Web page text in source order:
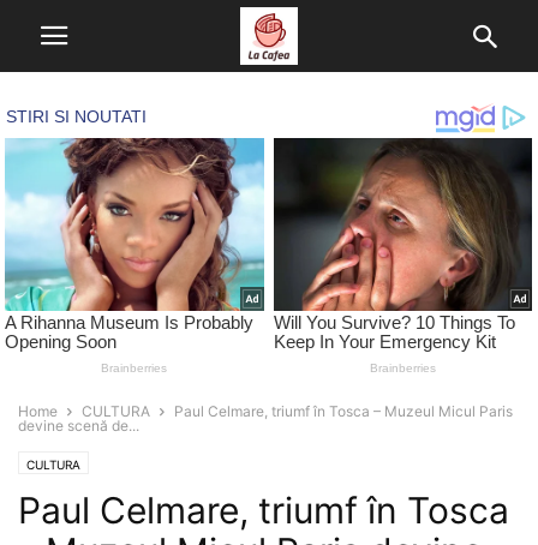
Home CULTURA
Paul Celmare, triumf în Tosca – Muzeul Micul Paris
devine scenă de...
CULTURA
Paul Celmare, triumf în Tosca